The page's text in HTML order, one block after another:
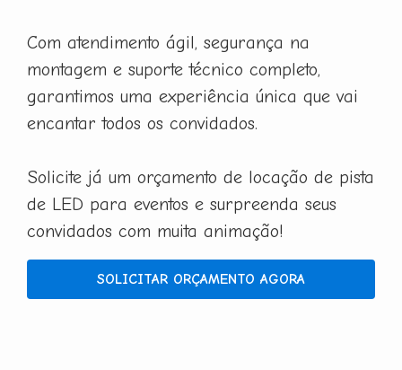
Com atendimento ágil, segurança na
montagem e suporte técnico completo,
garantimos uma experiência única que vai
encantar todos os convidados.
Solicite já um orçamento de locação de pista
de LED para eventos e surpreenda seus
convidados com muita animação!
SOLICITAR ORÇAMENTO AGORA